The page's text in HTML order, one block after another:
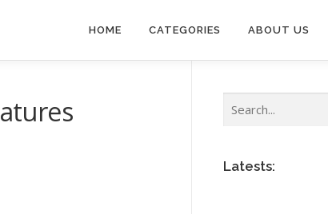
HOME CATEGORIES ABOUT US
Latests: